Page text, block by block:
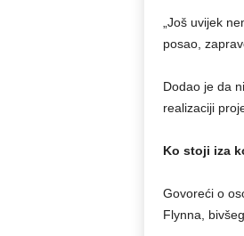
„Još uvijek
posao,
Dodao je da
realizaciji
Ko stoji iza
Govoreći o
Flynna,